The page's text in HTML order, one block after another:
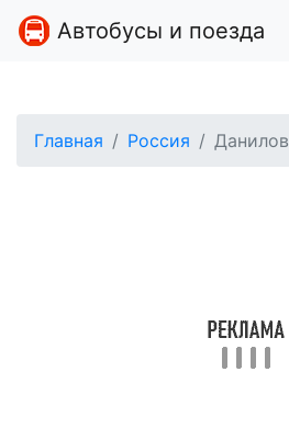
Автобусы и поезда
Главная Россия Данилов